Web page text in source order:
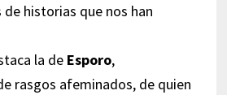
de historias que nos han
la de Esporo,
rasgos afeminados, de quien